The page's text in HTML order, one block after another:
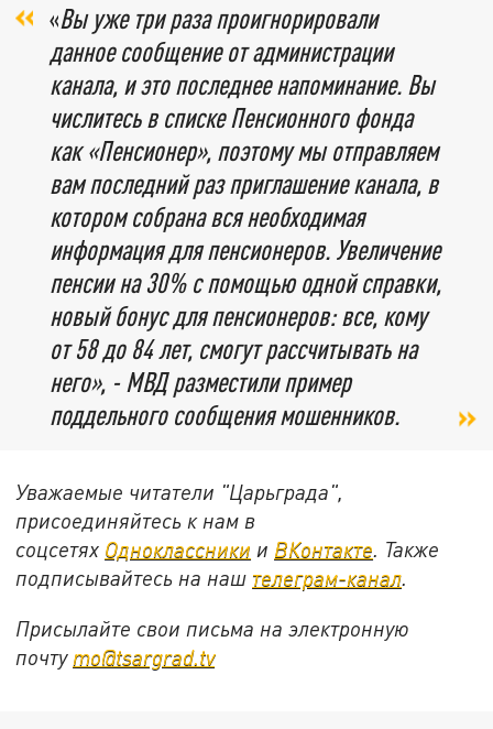
«Вы уже три раза проигнорировали
данное сообщение от администрации
канала, и это последнее напоминание. Вы
числитесь в списке Пенсионного фонда
как «Пенсионер», поэтому мы отправляем
вам последний раз приглашение канала, в
котором собрана вся необходимая
информация для пенсионеров. Увеличение
пенсии на 30% с помощью одной справки,
новый бонус для пенсионеров: все, кому
от 58 до 84 лет, смогут рассчитывать на
него», - МВД разместили пример
поддельного сообщения мошенников.
Уважаемые читатели "Царьграда",
присоединяйтесь к нам в
соцсетях Одноклассники и ВКонтакте. Также
подписывайтесь на наш телеграм-канал.
Присылайте свои письма на электронную
почту mo@tsargrad.tv